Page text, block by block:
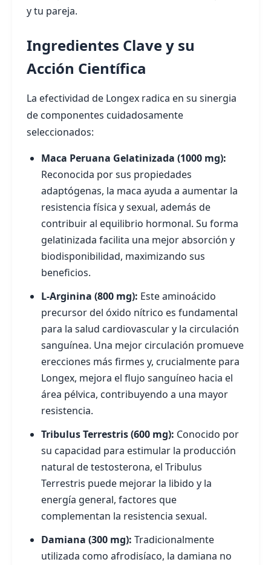
y tu pareja.
Ingredientes Clave y su
Acción Científica
La efectividad de Longex radica en su sinergia
de componentes cuidadosamente
seleccionados:
Maca Peruana Gelatinizada (1000 mg):
Reconocida por sus propiedades
adaptógenas, la maca ayuda a aumentar la
resistencia física y sexual, además de
contribuir al equilibrio hormonal. Su forma
gelatinizada facilita una mejor absorción y
biodisponibilidad, maximizando sus
beneficios.
L-Arginina (800 mg): Este aminoácido
precursor del óxido nítrico es fundamental
para la salud cardiovascular y la circulación
sanguínea. Una mejor circulación promueve
erecciones más firmes y, crucialmente para
Longex, mejora el flujo sanguíneo hacia el
área pélvica, contribuyendo a una mayor
resistencia.
Tribulus Terrestris (600 mg): Conocido por
su capacidad para estimular la producción
natural de testosterona, el Tribulus
Terrestris puede mejorar la libido y la
energía general, factores que
complementan la resistencia sexual.
Damiana (300 mg): Tradicionalmente
utilizada como afrodisíaco, la damiana no